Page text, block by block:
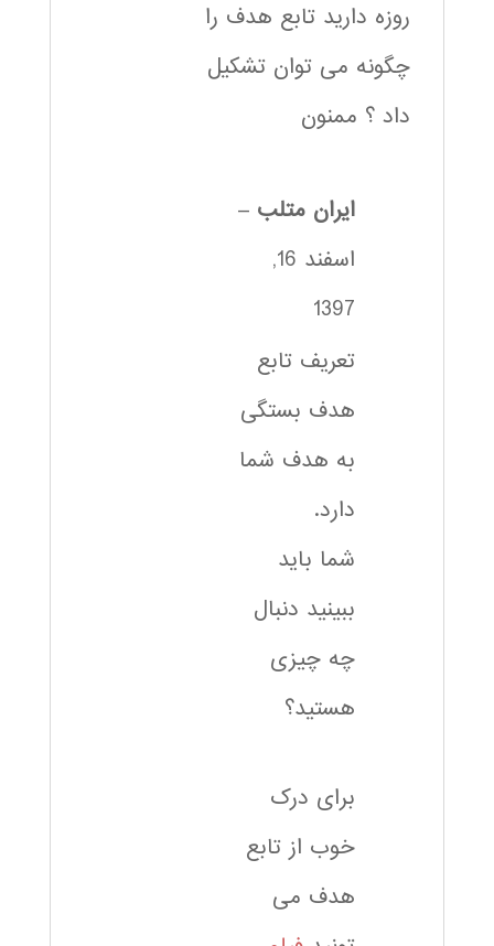
روزه دارید تابع هدف را
چگونه می توان تشکیل
داد ؟ ممنون
ایران متلب –
اسفند 16,
1397
تعریف تابع
هدف بستگی
به هدف شما
دارد.
شما باید
ببینید دنبال
چه چیزی
هستید؟
برای درک
خوب از تابع
هدف می